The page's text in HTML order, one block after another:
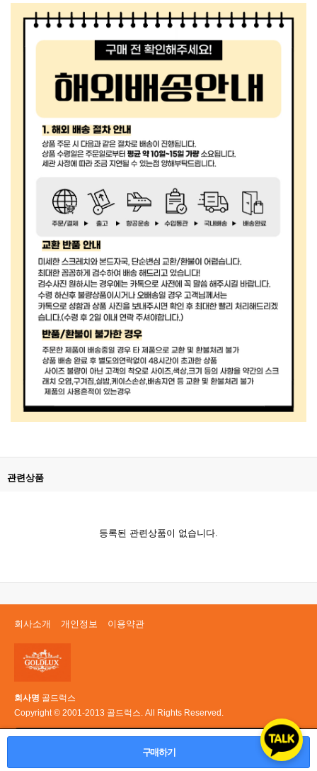
구매하기
관련상품
등록된 관련상품이 없습니다.
회사소개 개인정보 이용약관
회사명 골드럭스
Copyright © 2001-2013 골드럭스. All Rights Reserved.
PC 버전